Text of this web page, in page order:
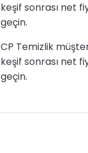
keşif sonrası net
geçin.
CP Temizlik
keşif sonrası net
geçin.